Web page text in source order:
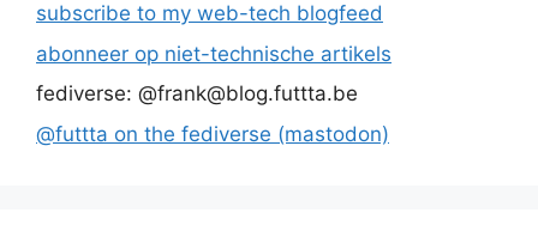
subscribe to my web-tech blogfeed
abonneer op niet-technische artikels
fediverse: @frank@blog.futtta.be
@futtta on the fediverse (mastodon)